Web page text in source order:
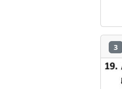
3